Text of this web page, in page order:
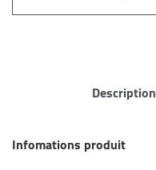
Description
Infomations produit